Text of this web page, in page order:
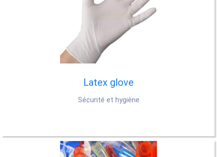
Latex glove
Sécurité et hygiène